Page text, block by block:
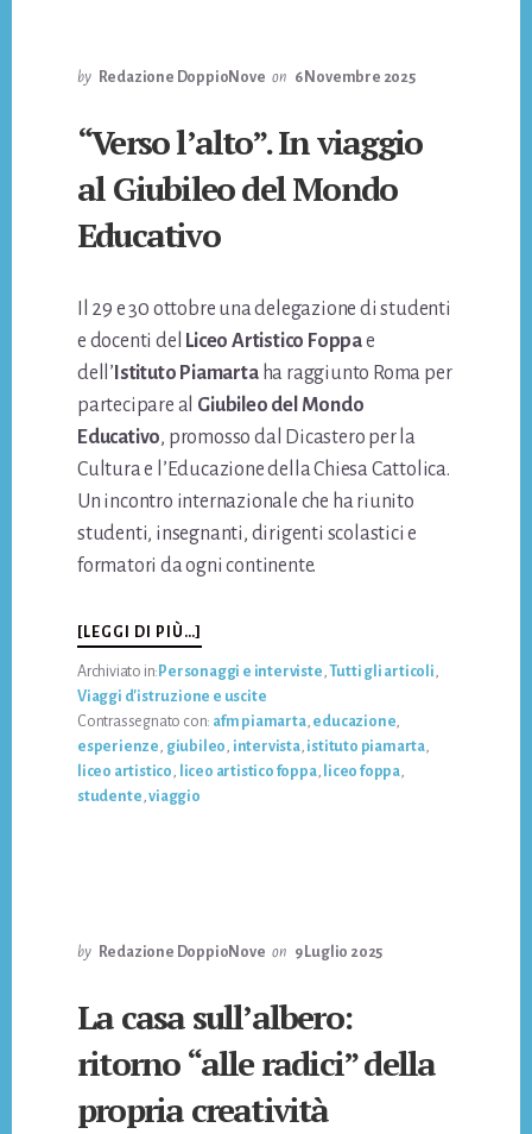
by Redazione DoppioNove on 6 Novembre 2025
“Verso l’alto”. In viaggio
al Giubileo del Mondo
Educativo
Il 29 e 30 ottobre una delegazione di studenti
e docenti del
Liceo Artistico Foppae
dell’ Istituto Piamarta ha raggiunto Roma per
partecipare al Giubileo del Mondo
Educativo, promosso dal Dicastero per la
Cultura e l’Educazione della Chiesa Cattolica.
Un incontro internazionale che ha riunito
studenti, insegnanti, dirigenti scolastici e
formatori da ogni continente.
[LEGGI DI PIÙ…]
L’ALTO”.
IN
VIAGGIO
AL
GIUBILEO
DEL
Archiviato in: Personaggi e interviste, Tutti gli articoli,
Viaggi d'istruzione e uscite
Contrassegnato con: afm piamarta, educazione,
esperienze, giubileo, intervista, istituto piamarta,
liceo artistico, liceo artistico foppa, liceo foppa,
studente,viaggio
by Redazione DoppioNove on 9 Luglio 2025
La casa sull’albero:
ritorno “alle radici” della
propria creatività